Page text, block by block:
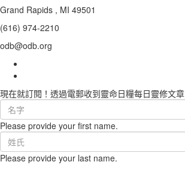
Grand Rapids , MI 49501
(616) 974-2210
odb@odb.org
現在就訂閱！透過電郵收到靈命日糧每日靈修文章
First
Name
(required)
Please provide your first name.
Last
Name
(required)
Please provide your last name.